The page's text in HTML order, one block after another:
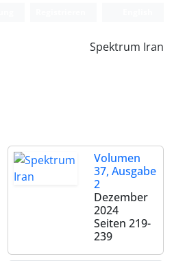
Spektrum Iran
Volumen
37, Ausgabe
2
Dezember
2024
Seiten 219-
239